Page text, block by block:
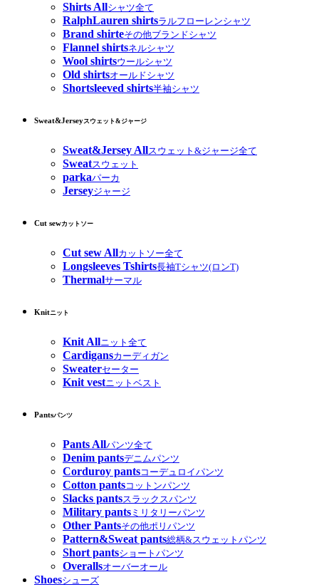
Shirts Allシャツ全て
RalphLauren shirtsラルフローレンシャツ
Brand shirteその他ブランドシャツ
Flannel shirtsネルシャツ
Wool shirtsウールシャツ
Old shirtsオールドシャツ
Shortsleeved shirts半袖シャツ
Sweat&Jerseyスウェット&ジャージ
Sweat&Jersey Allスウェット&ジャージ全て
Sweatスウェット
parkaパーカ
Jerseyジャージ
Cut sewカットソー
Cut sew Allカットソー全て
Longsleeves Tshirts長袖Tシャツ(ロンT)
Thermalサーマル
Knitニット
Knit Allニット全て
Cardigansカーディガン
Sweaterセーター
Knit vestニットベスト
Pantsパンツ
Pants Allパンツ全て
Denim pantsデニムパンツ
Corduroy pantsコーデュロイパンツ
Cotton pantsコットンパンツ
Slacks pantsスラックスパンツ
Military pants ミリタリーパンツ
Other Pantsその他ポリパンツ
Pattern&Sweat pants総柄&スウェットパンツ
Short pantsショートパンツ
Overallsオーバーオール
Shoesシューズ